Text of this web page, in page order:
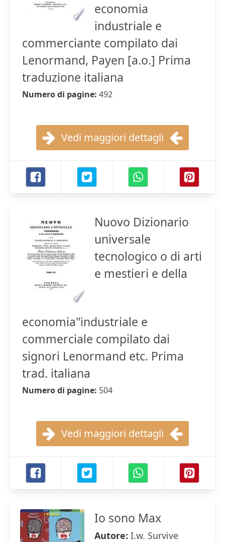
economia
industriale e
commerciante compilato dai
Lenormand, Payen [a.o.] Prima
traduzione italiana
Numero di pagine: 492
Vedi maggiori dettagli
Nuovo Dizionario
universale
tecnologico o di arti
e mestieri e della
economia"industriale e
commerciale compilato dai
signori Lenormand etc. Prima
trad. italiana
Numero di pagine: 504
Vedi maggiori dettagli
Io sono Max
Autore: I.w. Survive